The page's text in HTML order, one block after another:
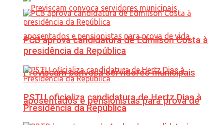
Previscam convoca servidores municipais
aposentados e pensionistas para prova de
PCB aprova candidatura de Edmilson Costa à
presidência da República
PSTU oficializa candidatura de Hertz Dias à
Presidência da República